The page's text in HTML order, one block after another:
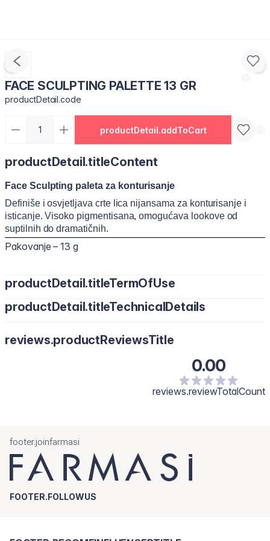
FACE SCULPTING PALETTE 13 GR
productDetail.code
productDetail.addToCart
productDetail.titleContent
Face Sculpting paleta za konturisanje
Definiše i osvjetljava crte lica nijansama za konturisanje i
isticanje. Visoko pigmentisana, omogućava lookove od
suptilnih do dramatičnih.
Pakovanje – 13 g
productDetail.titleTermOfUse
productDetail.titleTechnicalDetails
reviews.productReviewsTitle
0.00
reviews.reviewTotalCount
footer.joinfarmasi
FOOTER.FOLLOWUS